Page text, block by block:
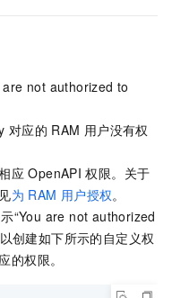
are not authorized to
对应的 RAM 用户没有权
应 OpenAPI 权限。关于
为 RAM 用户授权。
“You are not authorized
创建如下所示的自定义权
的权限。